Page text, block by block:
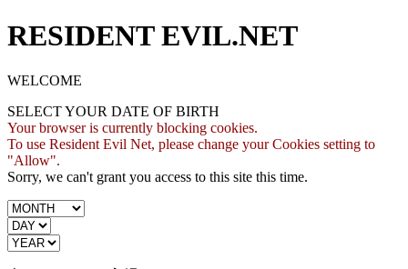
RESIDENT EVIL.NET
WELCOME
SELECT YOUR DATE OF BIRTH
Your browser is currently blocking cookies.
To use Resident Evil Net, please change your Cookies setting to
"Allow".
Sorry, we can't grant you access to this site this time.